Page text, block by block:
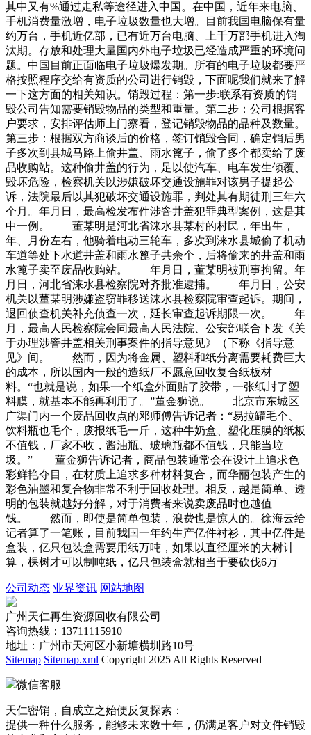
其中又有%通过走私等途径进入中国。在中国，近年来电脑、
手机消费量激增，电子垃圾数量也大增。目前我国电脑保有量
约万台，手机近亿部，已有近万台电脑、上千万部手机进入淘
汰期。存放和处理大量国内外电子垃圾已经造成严重的环境问
题。中国目前正面临电子垃圾爆发期。所有的电子垃圾都要严
格按照程序交给有资质的公司进行销毁，下面呢我们就来了解
一下这方面的相关知识。销毁过程：第一步:联系有资质的销
毁公司告知需要销毁物品的类型和重量。第二步：公司根据客
户要求，安排评估师上门察看，登记销毁物品的品种及数量。
第三步：根据双方商谈后的价格，签订销毁合同，确定销后男
子多次到县城马路上偷井盖、雨水篦子，偷了多个都卖给了废
品收购站。这种偷井盖的行为，足以使汽车、电车发生倾覆、
毁坏危险，检察机关以涉嫌破坏交通设施罪对该男子提起公
诉，法院最后以其犯破坏交通设施罪，判处其有期徒刑三年六
个月。年月日，最高检发布件涉窨井盖犯罪典型案例，这是其
中一例。 董某明是河北省涞水县某村的村民，年出生，
年、月份左右，他骑着电动三轮车，多次到涞水县城偷了机动
车道等处下水道井盖和雨水篦子共余个，后将偷来的井盖和雨
水篦子卖至废品收购站。 年月日，董某明被刑事拘留。年
月日，河北省涞水县检察院对齐批准逮捕。 年月日，公安
机关以董某明涉嫌盗窃罪移送涞水县检察院审查起诉。期间，
退回侦查机关补充侦查一次，延长审查起诉期限一次。 年
月，最高人民检察院会同最高人民法院、公安部联合下发《关
于办理涉窨井盖相关刑事案件的指导意见》（下称《指导意
见》间。 然而，因为将金属、塑料和纸分离需要耗费巨大
的成本，所以国内一般的造纸厂不愿意回收复合纸板材
料。“也就是说，如果一个纸盒外面贴了胶带，一张纸封了塑
料膜，就基本不能再利用了。”董金狮说。 北京市东城区
广渠门内一个废品回收点的邓师傅告诉记者：“易拉罐毛个、
饮料瓶也毛个，废报纸毛一斤，这种牛奶盒、塑化压膜的纸板
不值钱，厂家不收，酱油瓶、玻璃瓶都不值钱，只能当垃
圾。” 董金狮告诉记者，商品包装通常会在设计上追求色
彩鲜艳夺目，在材质上追求多种材料复合，而华丽包装产生的
彩色油墨和复合物非常不利于回收处理。相反，越是简单、透
明的包装就越好分解，对于消费者来说卖废品时也越值
钱。 然而，即使是简单包装，浪费也是惊人的。徐海云给
记者算了一笔账，目前我国一年约生产亿件衬衫，其中亿件是
盒装，亿只包装盒需要用纸万吨，如果以直径厘米的大树计
算，棵树才可以制吨纸，亿只包装盒就相当于要砍伐6万
公司动态 业界资讯 网站地图
广州天仁再生资源回收有限公司
咨询热线：13711115910
地址：广州市天河区小新塘横圳路10号
Sitemap Sitemap.xml Copyright 2025 All Rights Reserved
微信客服
天仁密销，自成立之始便反复探索：
提供一种什么服务，能够未来数十年，仍满足客户对文件销毁